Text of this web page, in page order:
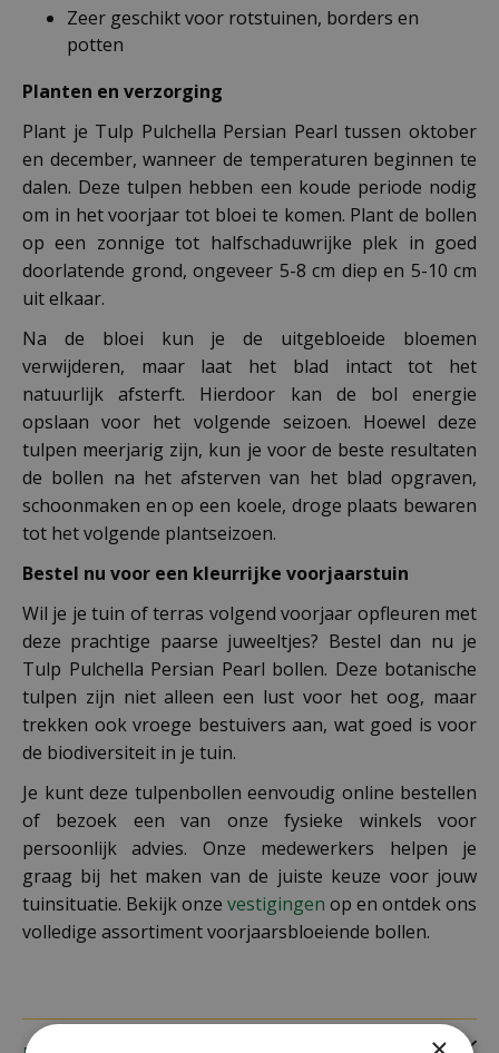
Zeer geschikt voor rotstuinen, borders en
potten
Planten en verzorging
Plant je Tulp Pulchella Persian Pearl tussen oktober
en december, wanneer de temperaturen beginnen te
dalen. Deze tulpen hebben een koude periode nodig
om in het voorjaar tot bloei te komen. Plant de bollen
op een zonnige tot halfschaduwrijke plek in goed
doorlatende grond, ongeveer 5-8 cm diep en 5-10 cm
uit elkaar.
Na de bloei kun je de uitgebloeide bloemen
verwijderen, maar laat het blad intact tot het
natuurlijk afsterft. Hierdoor kan de bol energie
opslaan voor het volgende seizoen. Hoewel deze
tulpen meerjarig zijn, kun je voor de beste resultaten
de bollen na het afsterven van het blad opgraven,
schoonmaken en op een koele, droge plaats bewaren
tot het volgende plantseizoen.
Bestel nu voor een kleurrijke voorjaarstuin
Wil je je tuin of terras volgend voorjaar opfleuren met
deze prachtige paarse juweeltjes? Bestel dan nu je
Tulp Pulchella Persian Pearl bollen. Deze botanische
tulpen zijn niet alleen een lust voor het oog, maar
trekken ook vroege bestuivers aan, wat goed is voor
de biodiversiteit in je tuin.
Je kunt deze tulpenbollen eenvoudig online bestellen
of bezoek een van onze fysieke winkels voor
persoonlijk advies. Onze medewerkers helpen je
graag bij het maken van de juiste keuze voor jouw
tuinsituatie. Bekijk onze vestigingen op en ontdek ons
volledige assortiment voorjaarsbloeiende bollen.